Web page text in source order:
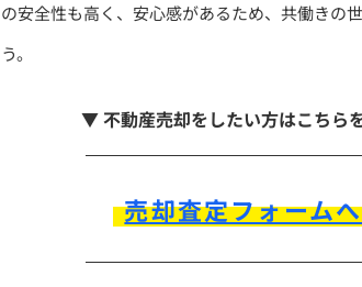
安全性も高く、安心感があるため、共働きの
。
▼ 不動産売却をしたい方はこちら
売却査定フォーム